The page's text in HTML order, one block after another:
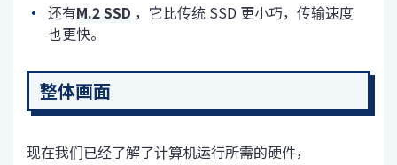
还有M.2 SSD ，它比传统 SSD 更小巧，传输速度
也更快。
整体画面
现在我们已经了解了计算机运行所需的硬件，